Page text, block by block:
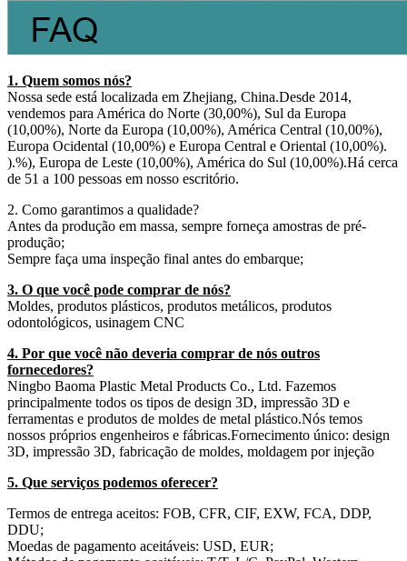
1. Quem somos nós?
Nossa sede está localizada em Zhejiang, China.Desde 2014,
vendemos para América do Norte (30,00%), Sul da Europa
(10,00%), Norte da Europa (10,00%), América Central (10,00%),
Europa Ocidental (10,00%) e Europa Central e Oriental (10,00%).
).%), Europa de Leste (10,00%), América do Sul (10,00%).Há cerca
de 51 a 100 pessoas em nosso escritório.
2. Como garantimos a qualidade?
Antes da produção em massa, sempre forneça amostras de pré-
produção;
Sempre faça uma inspeção final antes do embarque;
3. O que você pode comprar de nós?
Moldes, produtos plásticos, produtos metálicos, produtos
odontológicos, usinagem CNC
4. Por que você não deveria comprar de nós outros
fornecedores?
Ningbo Baoma Plastic Metal Products Co., Ltd. Fazemos
principalmente todos os tipos de design 3D, impressão 3D e
ferramentas e produtos de moldes de metal plástico.Nós temos
nossos próprios engenheiros e fábricas.Fornecimento único: design
3D, impressão 3D, fabricação de moldes, moldagem por injeção
5. Que serviços podemos oferecer?
Termos de entrega aceitos: FOB, CFR, CIF, EXW, FCA, DDP,
DDU;
Moedas de pagamento aceitáveis: USD, EUR;